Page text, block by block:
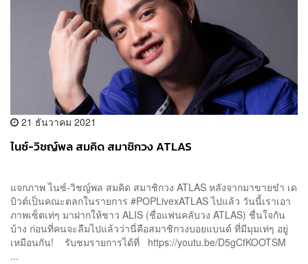
21 ธันวาคม 2021
ไนซ์-วิชญ์พล สมคิด สมาชิกวง ATLAS
แจกภาพ ไนซ์-วิชญ์พล สมคิด สมาชิกวง ATLAS หลังจากมาขายขำ เด
บิวต์เป็นคณะตลกในรายการ #POPLivexATLAS ไปแล้ว วันนี้เราเอา
ภาพเซ็ตเท่ๆ มาฝากให้ชาว ALIS (ชื่อแฟนคลับวง ATLAS) ชื่นใจกัน
บ้าง ก่อนที่คนจะลืมไปแล้วว่านี่คือสมาชิกวงบอยแบนด์ ที่มีมุมเท่ๆ อยู่
เหมือนกัน! รับชมรายการได้ที่ https://youtu.be/D5gCfKOOTSM
...